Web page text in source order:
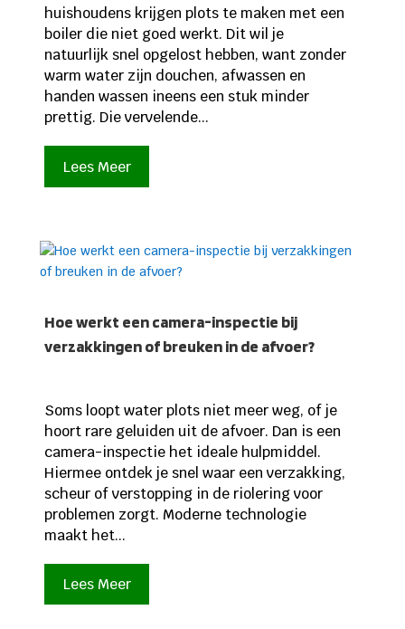
huishoudens krijgen plots te maken met een
boiler die niet goed werkt. Dit wil je
natuurlijk snel opgelost hebben, want zonder
warm water zijn douchen, afwassen en
handen wassen ineens een stuk minder
prettig. Die vervelende...
Lees Meer
Hoe werkt een camera-inspectie bij
verzakkingen of breuken in de afvoer?
Soms loopt water plots niet meer weg, of je
hoort rare geluiden uit de afvoer. Dan is een
camera-inspectie het ideale hulpmiddel.
Hiermee ontdek je snel waar een verzakking,
scheur of verstopping in de riolering voor
problemen zorgt. Moderne technologie
maakt het...
Lees Meer